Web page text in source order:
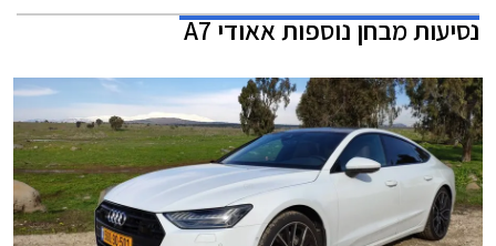
נסיעות מבחן נוספותאאודי A7